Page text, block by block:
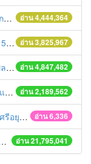
อ่าน 4,444,364
อ่าน 3,825,967
อ่าน 4,847,482
า
อ่าน 2,189,562
อ่าน 6,336
ธยา
อ่าน 21,795,041